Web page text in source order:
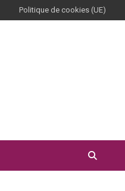
Politique de cookies (UE)